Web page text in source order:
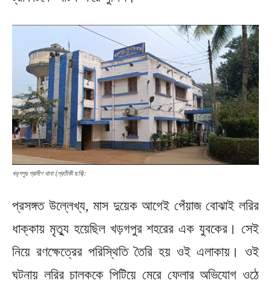
খড়্গপুর গ্রামীণ থানা (প্রতীকী ছবি):
প্রসঙ্গত উল্লেখ্য, মাস দুয়েক আগেই পেঁয়াজ বোঝাই লরির
ধাক্কায় মৃত্যু হয়েছিল খড়গপুর শহরের এক যুবকের। সেই
নিয়ে রণক্ষেত্রের পরিস্থিতি তৈরি হয় ওই এলাকায়। ওই
ঘটনায় লরির চালককে পিটিয়ে মেরে ফেলার অভিযোগ ওঠে